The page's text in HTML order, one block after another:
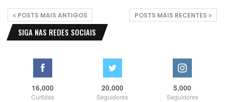
POSTS MAIS ANTIGOS POSTS MAIS RECENTES
SIGA NAS REDES SOCIAIS
16,000
Curtidas
20,000
Seguidores
5,000
Seguidores